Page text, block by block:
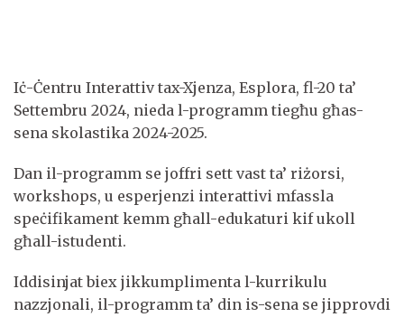
Iċ-Ċentru Interattiv tax-Xjenza, Esplora, fl-20 ta’
Settembru 2024, nieda l-programm tiegħu għas-
sena skolastika 2024-2025.
Dan il-programm se joffri sett vast ta’ riżorsi,
workshops, u esperjenzi interattivi mfassla
speċifikament kemm għall-edukaturi kif ukoll
għall-istudenti.
Iddisinjat biex jikkumplimenta l-kurrikulu
nazzjonali, il-programm ta’ din is-sena se jipprovdi